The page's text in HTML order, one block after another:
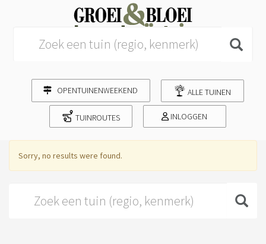
OPENTUINENWEEKEND ALLE TUINEN
TUINROUTES INLOGGEN
Sorry, no results were found.